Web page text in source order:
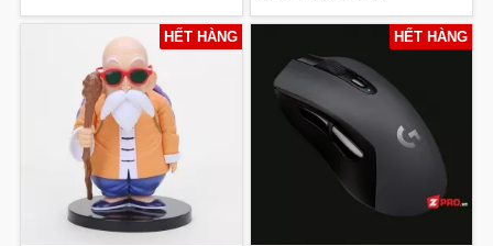
HẾT HÀNG HẾT HÀNG